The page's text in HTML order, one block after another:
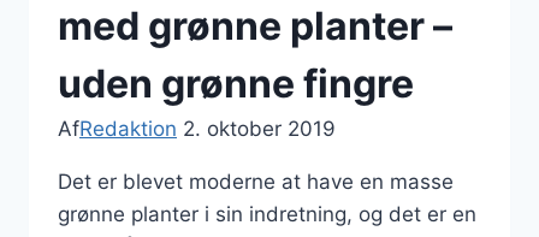
med grønne planter –
uden grønne fingre
AfRedaktion 2. oktober 2019
Det er blevet moderne at have en masse
grønne planter i sin indretning, og det er en